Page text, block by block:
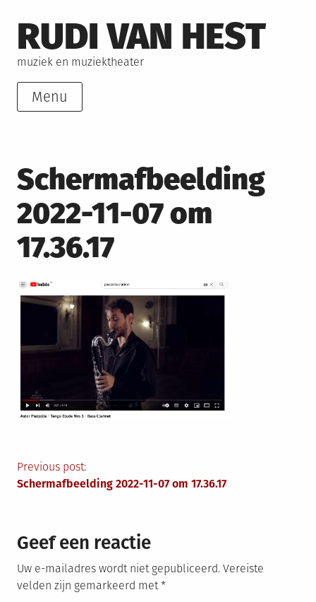
to
content
RUDI VAN HEST
muziek en muziektheater
Menu
Schermafbeelding
2022-11-07 om
17.36.17
Berichtnavigatie
Previous post:
Schermafbeelding 2022-11-07 om 17.36.17
Geef een reactie
Uw e-mailadres wordt niet gepubliceerd. Vereiste
velden zijn gemarkeerd met*